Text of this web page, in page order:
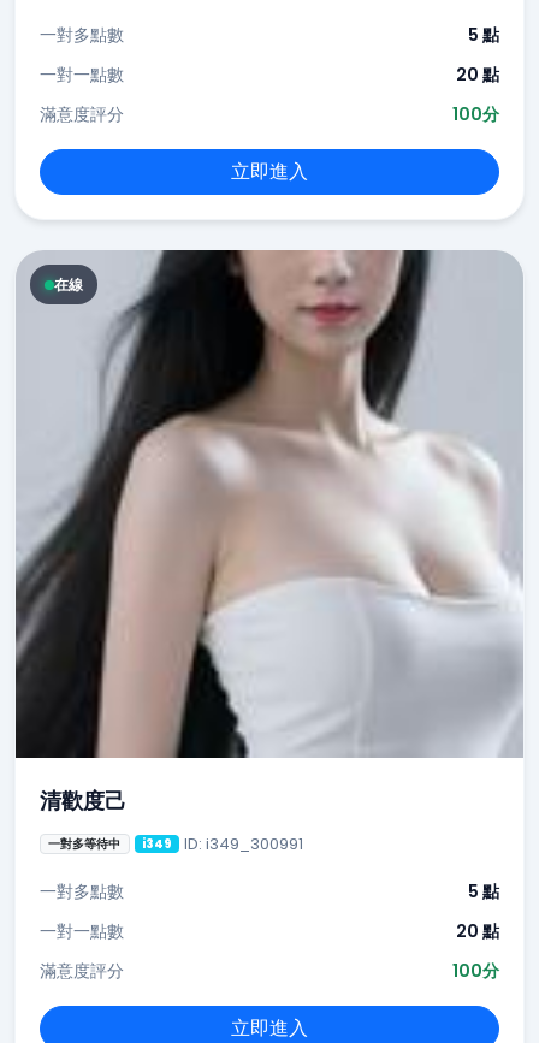
一對多點數
5 點
一對一點數
20 點
滿意度評分
100分
立即進入
在線
清歡度己
一對多等待中 i349 ID: i349_300991
一對多點數
5 點
一對一點數
20 點
滿意度評分
100分
立即進入